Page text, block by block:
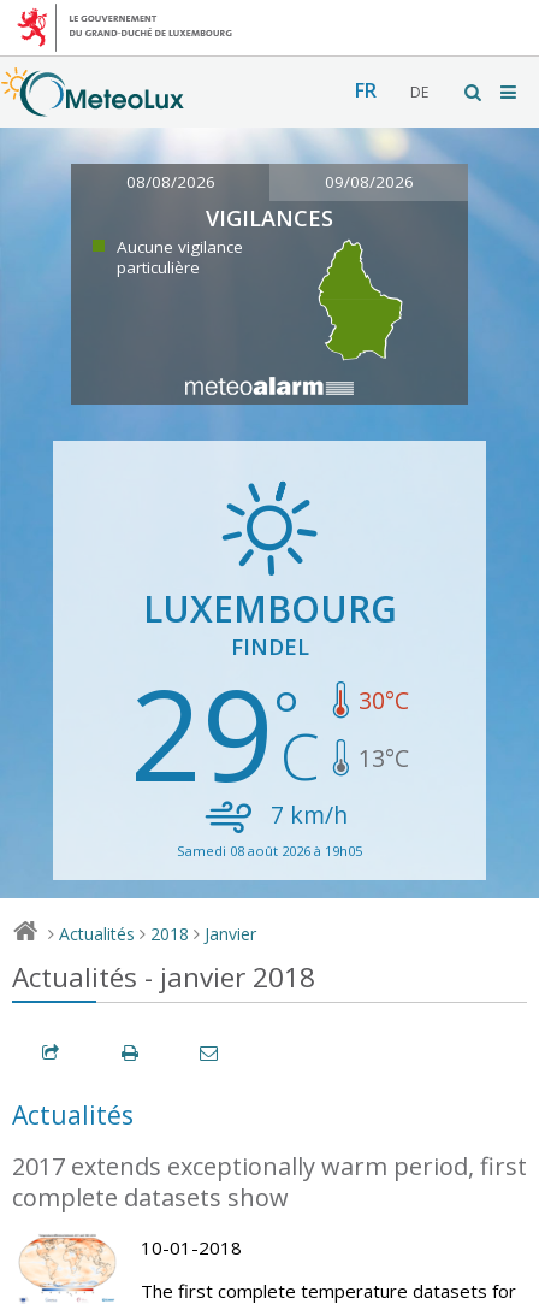
FR DE
08/08/2026 09/08/2026
VIGILANCES
Aucune vigilance
particulière
LUXEMBOURG
FINDEL
29 30°C
13°C
7 km/h
Samedi 08 août 2026 à 19h05
> Actualités > 2018 > Janvier
Actualités - janvier 2018
Actualités
2017 extends exceptionally warm period, first
complete datasets show
10-01-2018
The first complete temperature datasets for